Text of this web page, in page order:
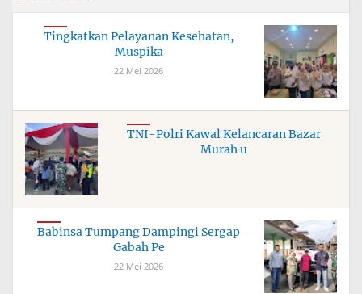
Tingkatkan Pelayanan Kesehatan,
Muspika
22 Mei 2026
TNI-Polri Kawal Kelancaran Bazar
Murah u
Babinsa Tumpang Dampingi Sergap
Gabah Pe
22 Mei 2026